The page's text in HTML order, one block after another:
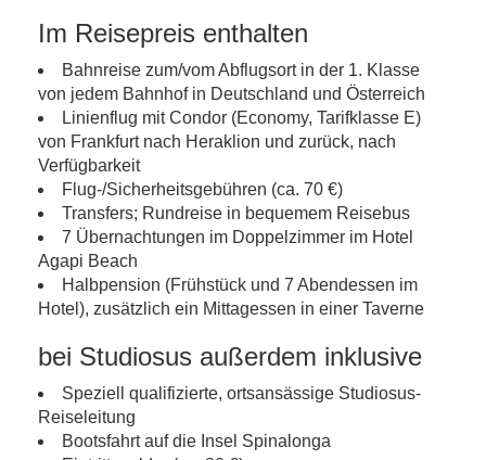
Im Reisepreis enthalten
Bahnreise zum/vom Abflugsort in der 1. Klasse
von jedem Bahnhof in Deutschland und Österreich
Linienflug mit Condor (Economy, Tarifklasse E)
von Frankfurt nach Heraklion und zurück, nach
Verfügbarkeit
Flug-/Sicherheitsgebühren (ca. 70 €)
Transfers; Rundreise in bequemem Reisebus
7 Übernachtungen im Doppelzimmer im Hotel
Agapi Beach
Halbpension (Frühstück und 7 Abendessen im
Hotel), zusätzlich ein Mittagessen in einer Taverne
bei Studiosus außerdem inklusive
Speziell qualifizierte, ortsansässige Studiosus-
Reiseleitung
Bootsfahrt auf die Insel Spinalonga